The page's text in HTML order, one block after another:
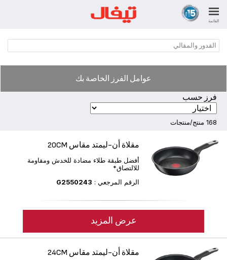
القائمة
القدور والمقالي
عوامل الفرز الخاصة بك
فرز حسب
168 منتج/منتجات
مقلاة أن-ليمتد مقاس 20CM
أفضل طبقة طلاء مضادة للخدش ومقاومة
للالتصاق*
الرقم المرجعي : G2550243
عرض المزيد
مقلاة أن-ليمتد مقاس 24CM